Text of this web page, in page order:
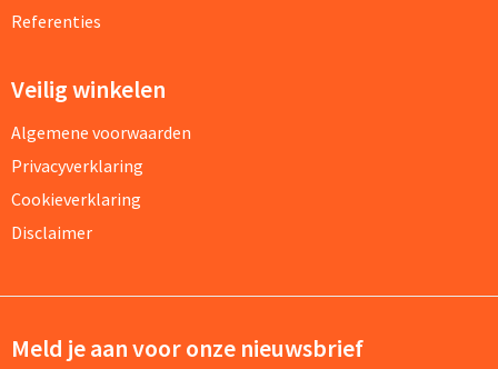
Referenties
Veilig winkelen
Algemene voorwaarden
Privacyverklaring
Cookieverklaring
Disclaimer
Meld je aan voor onze nieuwsbrief